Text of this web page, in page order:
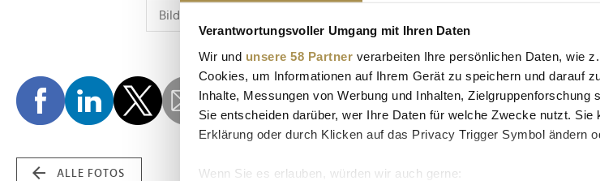
Verantwortungsvoller Umgang mit Ihren Daten
Wir und unsere 58 Partner verarbeiten Ihre persönlichen Daten, wie
Cookies, um Informationen auf Ihrem Gerät zu speichern und darauf
Inhalte, Messungen von Werbung und Inhalten,
Sie entscheiden darüber, wer Ihre Daten für welche Zwecke nutzt.
Erklärung oder durch Klicken auf das Privacy Trigger Symbol ändern
Wenn Sie es erlauben, würden wir auch gerne:
ALLE FOTOS